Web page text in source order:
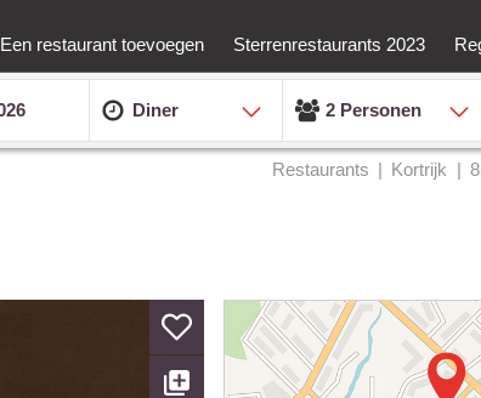
Een restaurant toevoegen Sterrenrestaurants 2023
Diner 2 Personen
Restaurants Kortrijk